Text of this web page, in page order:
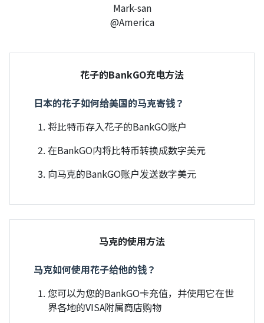
Mark-san
@America
花子的BankGO充电方法
日本的花子如何给美国的马克寄钱？
将比特币存入花子的BankGO账户
在BankGO内将比特币转换成数字美元
向马克的BankGO账户发送数字美元
马克的使用方法
马克如何使用花子给他的钱？
您可以为您的BankGO卡充值，并使用它在世
界各地的VISA附属商店购物